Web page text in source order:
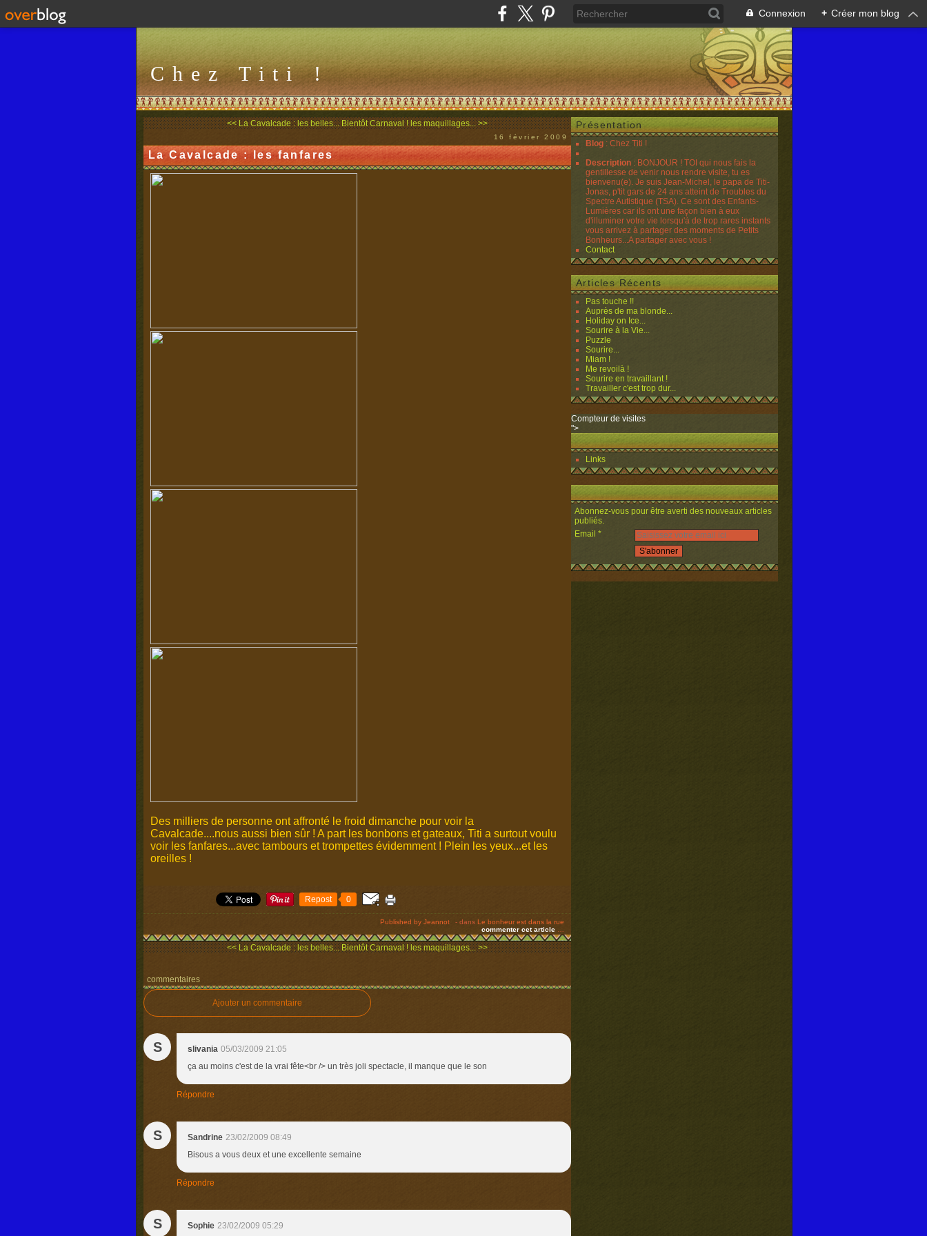
Connexion + Créer mon blog
Chez Titi !
<< La Cavalcade : les belles... Bientôt Carnaval ! les maquillages... >>
16 février 2009
La Cavalcade : les fanfares
Des milliers de personne ont affronté le froid dimanche pour voir la
Cavalcade....nous aussi bien sûr ! A part les bonbons et gateaux, Titi a surtout voulu
voir les fanfares...avec tambours et trompettes évidemment ! Plein les yeux...et les
oreilles !
Repost 0
Published by Jeannot - dans Le bonheur est dans la rue
commenter cet article
<< La Cavalcade : les belles... Bientôt Carnaval ! les maquillages... >>
commentaires
Ajouter un commentaire
S slivania 05/03/2009 21:05
ça au moins c'est de la vrai fête<br /> un très joli spectacle, il manque que le son
Répondre
S Sandrine 23/02/2009 08:49
Bisous a vous deux et une excellente semaine
Répondre
S Sophie 23/02/2009 05:29
Présentation
Blog : Chez Titi !
Description : BONJOUR ! TOI qui nous fais la
gentillesse de venir nous rendre visite, tu es
bienvenu(e). Je suis Jean-Michel, le papa de Titi-
Jonas, p'tit gars de 24 ans atteint de Troubles du
Spectre Autistique (TSA). Ce sont des Enfants-
Lumières car ils ont une façon bien à eux
d'illuminer votre vie lorsqu'à de trop rares instants
vous arrivez à partager des moments de Petits
Bonheurs...A partager avec vous !
Contact
Articles Récents
Pas touche !!
Auprès de ma blonde...
Holiday on Ice...
Sourire à la Vie...
Puzzle
Sourire...
Miam !
Me revoilà !
Sourire en travaillant !
Travailler c'est trop dur...
Compteur de visites
">
Links
Abonnez-vous pour être averti des nouveaux articles
publiés.
Email